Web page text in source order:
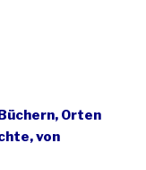
Orten
von